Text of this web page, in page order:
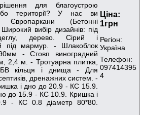
для благоустрою
території? У нас ви
Європаркани (Бетонні
вибір дизайнів: під
дерево. Сірий і
під мармур. - Шлакоблок
- Стовп виноградний
2,4 м. - Тротуарна плитка,
кільця і днища - Для
дренажних систем. -
і дно до 20.9 - КС 15.9.
до 15.9 - КС 10.9. Кришка і
- КС 0.8 діаметр 80*80.
Ціна:
1грн
Регіон:
Україна
Телефон:
097414395
4